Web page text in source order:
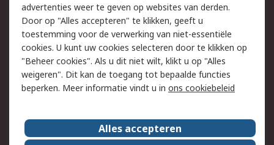
Wettelijk
Cookiebeleid
Email veiligheid
Privacybeleid
Websitevoorwaarden
Algemene
verkoopvoorwaarden
Over RS
advertenties weer te geven op websites van derden.
Door op "Alles accepteren" te klikken, geeft u
toestemming voor de verwerking van niet-essentiële
cookies. U kunt uw cookies selecteren door te klikken op
"Beheer cookies". Als u dit niet wilt, klikt u op "Alles
weigeren". Dit kan de toegang tot bepaalde functies
beperken. Meer informatie vindt u in ons cookiebeleid
Alles accepteren